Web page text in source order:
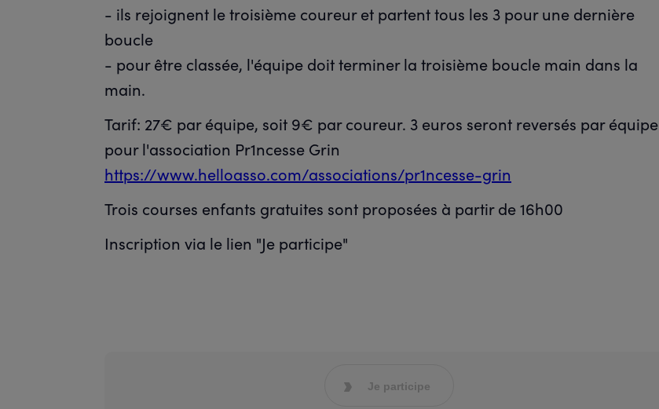
- ils rejoignent le troisième coureur et partent tous les 3 pour une dernière
boucle
- pour être classée, l'équipe doit terminer la troisième boucle main dans la
main.
Tarif: 27€ par équipe, soit 9€ par coureur. 3 euros seront reversés par équipe
pour l'association Pr1ncesse Grin
https://www.helloasso.com/associations/pr1ncesse-grin
Trois courses enfants gratuites sont proposées à partir de 16h00
Inscription via le lien "Je participe"
Je participe